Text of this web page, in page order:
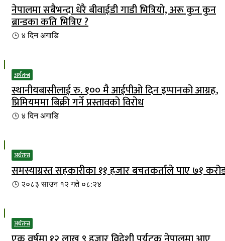
नेपालमा सबैभन्दा धेरै बीवाईडी गाडी भित्रियाे, अरू कुन कुन
ब्रान्डका कति भित्रिए ?
४ दिनअगाडि
अर्थतन्त्र
स्थानीयबासीलाई रु. १०० मै आईपीओ दिन इप्पानको आग्रह,
प्रिमियममा बिक्री गर्ने प्रस्तावको विरोध
४ दिनअगाडि
अर्थतन्त्र
समस्याग्रस्त सहकारीका ११ हजार बचतकर्ताले पाए ७१
२०८३ साउन १२ गते ०८:२४
अर्थतन्त्र